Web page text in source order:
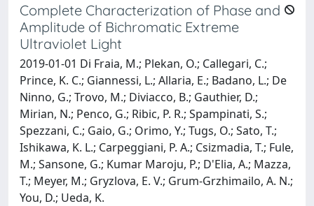
Complete Characterization of Phase and
Amplitude of Bichromatic Extreme
Ultraviolet Light
2019-01-01 Di Fraia, M.; Plekan, O.; Callegari, C.;
Prince, K. C.; Giannessi, L.; Allaria, E.; Badano, L.; De
Ninno, G.; Trovo, M.; Diviacco, B.; Gauthier, D.;
Mirian, N.; Penco, G.; Ribic, P. R.; Spampinati, S.;
Spezzani, C.; Gaio, G.; Orimo, Y.; Tugs, O.; Sato, T.;
Ishikawa, K. L.; Carpeggiani, P. A.; Csizmadia, T.; Fule,
M.; Sansone, G.; Kumar Maroju, P.; D'Elia, A.; Mazza,
T.; Meyer, M.; Gryzlova, E. V.; Grum-Grzhimailo, A. N.;
You, D.; Ueda, K.